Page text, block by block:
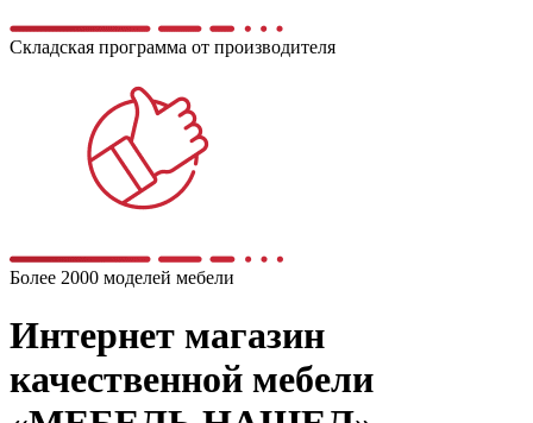
Складская программа от производителя
Более 2000 моделей мебели
Интернет магазин
качественной мебели